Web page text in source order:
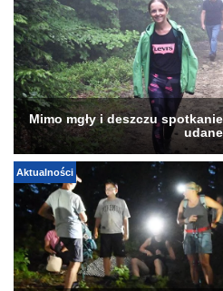
Mimo mgły i deszczu
udane
Aktualności